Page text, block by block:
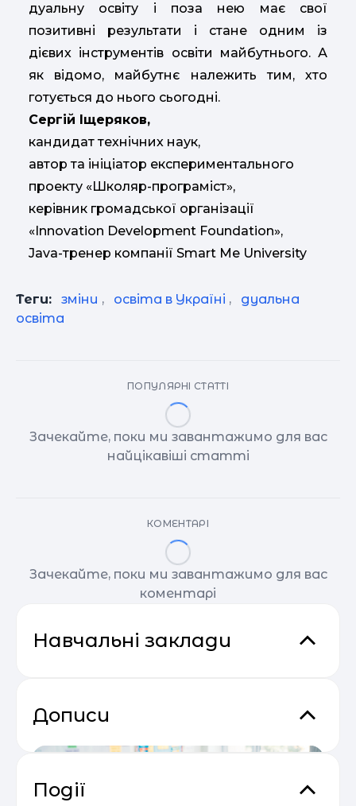
дуальну освіту і поза нею має свої
позитивні результати і стане одним із
дієвих інструментів освіти майбутнього. А
як відомо, майбутнє належить тим, хто
готується до нього сьогодні.
Сергій Іщеряков,
кандидат технічних наук,
автор та ініціатор експериментального
проекту «Школяр-програміст»,
керівник громадської організації
«Innovation Development Foundation»,
Java-тренер компанії Smart Me University
Теги: зміни , освіта в Україні ,
дуальна
освіта
ПОПУЛЯРНІ СТАТТІ
Зачекайте, поки ми завантажимо для вас
найцікавіші статті
КОМЕНТАРІ
Зачекайте, поки ми завантажимо для вас
коментарі
Навчальні заклади
Дописи
Події